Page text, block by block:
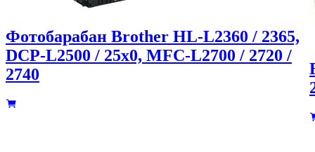
Фотобарабан Brother HL-L2360 / 2365,
DCP-L2500 / 25x0, MFC-L2700 / 2720 /
2740